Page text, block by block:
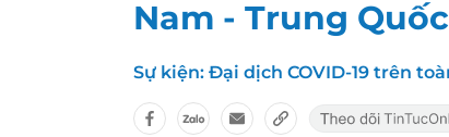
Nam - Trung Quốc
Sự kiện: Đại dịch COVID-19 trên